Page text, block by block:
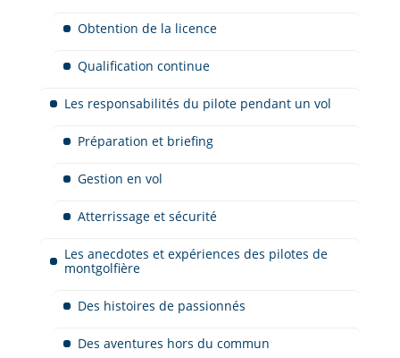
Obtention de la licence
Qualification continue
Les responsabilités du pilote pendant un vol
Préparation et briefing
Gestion en vol
Atterrissage et sécurité
Les anecdotes et expériences des pilotes de
montgolfière
Des histoires de passionnés
Des aventures hors du commun